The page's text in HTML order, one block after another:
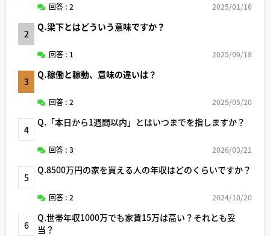
回答 : 2 2025/01/16
2
Q.梁下とはどういう意味ですか？
回答 : 1 2025/09/18
3
Q.稼働と稼動、意味の違いは？
回答 : 2 2025/05/20
4
Q.「本日から1週間以内」とはいつまでを指しますか？
回答 : 3 2026/03/21
5
Q.8500万円の家を買える人の年収はどのくらいですか？
回答 : 2 2024/10/20
6
Q.世帯年収1000万でも家賃15万は高い？それとも妥
当？